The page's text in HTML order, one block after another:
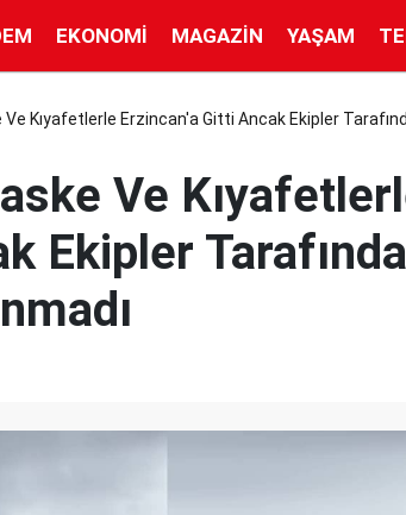
EKONOMI MAGAZIN YAŞAM
Kıyafetlerle Erzincan'a Gitti Ancak Ekipler
Ve
Ekipler